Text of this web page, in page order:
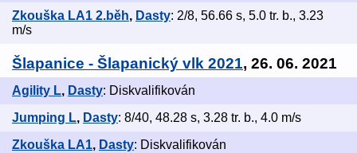
Zkouška LA1 2.běh, Dasty: 2/8, 56.66 s, 5.0 tr. b., 3.23
m/s
Šlapanice - Šlapanický vlk 2021, 26. 06. 2021
Agility L, Dasty: Diskvalifikován
Jumping L, Dasty: 8/40, 48.28 s, 3.28 tr. b., 4.0 m/s
Zkouška LA1, Dasty: Diskvalifikován